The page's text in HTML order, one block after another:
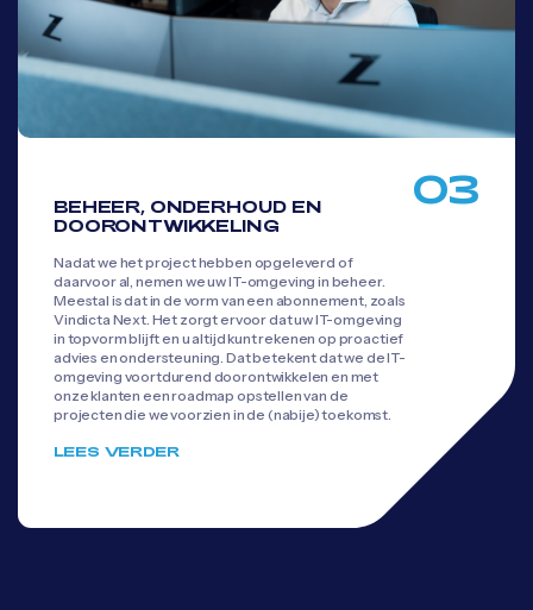
03
BEHEER, ONDERHOUD EN
DOORONTWIKKELING
Nadat we het project hebben opgeleverd of
daarvoor al, nemen we uw IT-omgeving in beheer.
Meestal is dat in de vorm van een abonnement, zoals
Vindicta Next. Het zorgt ervoor dat uw IT-omgeving
in topvorm blijft en u altijd kunt rekenen op proactief
advies en ondersteuning. Dat betekent dat we de IT-
omgeving voortdurend doorontwikkelen en met
onze klanten een roadmap opstellen van de
projecten die we voorzien in de (nabije) toekomst.
LEES VERDER